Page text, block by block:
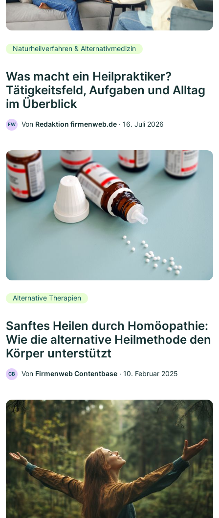
Naturheilverfahren & Alternativmedizin
Was macht ein Heilpraktiker?
Tätigkeitsfeld, Aufgaben und Alltag
im Überblick
FW Von Redaktion firmenweb.de ‧ 16. Juli 2026
Alternative Therapien
Sanftes Heilen durch Homöopathie:
Wie die alternative Heilmethode den
Körper unterstützt
CB Von Firmenweb Contentbase ‧ 10. Februar 2025